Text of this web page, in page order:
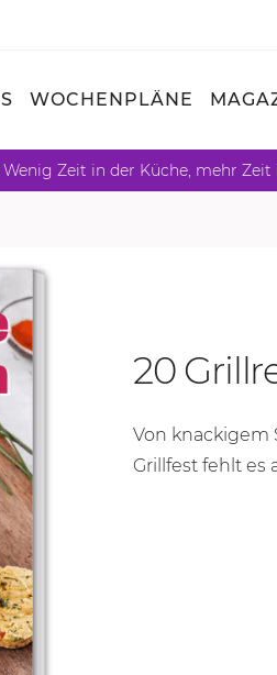
WOCHENPLÄNE
Wenig Zeit in der Küche, mehr Zeit
20
Von knackigem
Grillfest fehlt es